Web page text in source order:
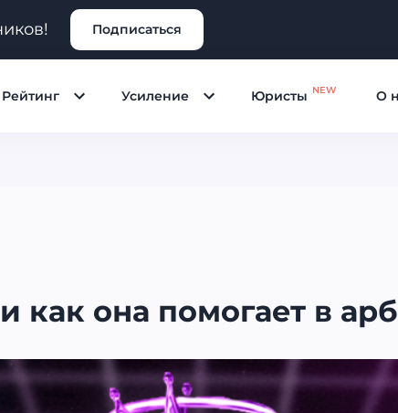
Подписаться
Рейтинг Усиление Юристы NEW О
как она помогает в